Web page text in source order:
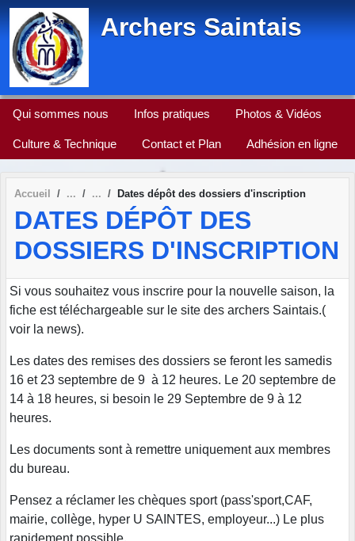
Archers Saintais
Qui sommes nous Infos pratiques Photos & Vidéos
Culture & Technique Contact et Plan Adhésion en ligne
Accueil Dates dépôt des dossiers d'inscription
DATES DÉPÔT DES
DOSSIERS D'INSCRIPTION
Si vous souhaitez vous inscrire pour la nouvelle saison, la
fiche est téléchargeable sur le site des archers Saintais.(
voir la news).
Les dates des remises des dossiers se feront les samedis
16 et 23 septembre de 9 à 12 heures. Le 20 septembre de
14 à 18 heures, si besoin le 29 Septembre de 9 à 12
heures.
Les documents sont à remettre uniquement aux membres
du bureau.
Pensez a réclamer les chèques sport (pass'sport,CAF,
mairie, collège, hyper U SAINTES, employeur...) Le plus
rapidement possible.
Panneau de gestion des cookies